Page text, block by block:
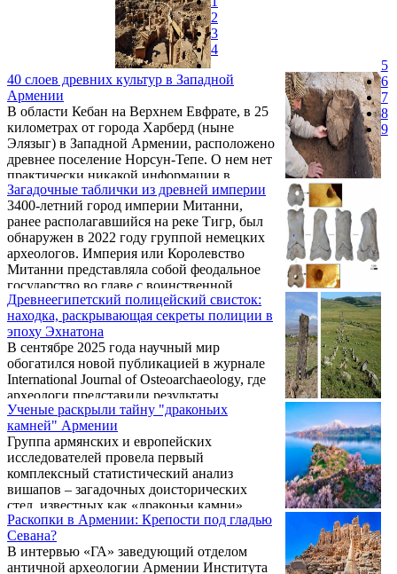
известных эламских барельефов, его
ширина составляет всего около 26
сантиметров, что сравнимо с размером
человеческой ладони.
40 cлоев древних культур в Западной
Армении
В области Кебан на Верхнем Евфрате, в 25
километрах от города Харберд (ныне
Элязыг) в Западной Армении, расположено
древнее поселение Норсун-Тепе. О нем нет
практически никакой информации в
интернете, лишь то, что холм, на котором
возведен Норсун-Тепе, был затоплен при
постройке водохранилища.
Загадочные таблички из древней империи
3400-летний город империи Митанни,
ранее располагавшийся на реке Тигр, был
обнаружен в 2022 году группой немецких
археологов. Империя или Королевство
Митанни представляла собой феодальное
государство во главе с воинственной
знатью «армяно-арийского»
происхождения, вошедшей в область Арама
Нахрайна (Наири). Тогда же специалисты
нашли пять керамических сосудов, в
которых хранилась коллекция из более, чем
100 клинописных табличек. А в этом году
были найдены еще 10 сосудов c
таинственными записями. Об ...
Древнеегипетский полицейский свисток:
находка, раскрывающая секреты полиции в
эпоху Эхнатона
В сентябре 2025 года научный мир
обогатился новой публикацией в журнале
International Journal of Osteoarchaeology, где
археологи представили результаты
исследования уникального артефакта —
свистка, вырезанного из кости копытца
коровы. Эта находка, датируемая примерно
3300 годами назад, была обнаружена в
руинах древнего города Ахетатен
(современный Телль эль-Амарна) и, по
мнению ученых, использовалась
древнеегипетским "полицейским" для
охраны королевских гробниц. Артефакт не
только является первым ...
Ученые раскрыли тайну "драконьих
камней" Армении
Группа армянских и европейских
исследователей провела первый
комплексный статистический анализ
вишапов – загадочных доисторических
стел, известных как «драконьи камни»,
возвышающихся в высокогорьях Армении.
Результаты, опубликованные в журнале Npj
Heritage Science, показывают, что их
создание было преднамеренным и
Раскопки в Армении: Крепости под гладью
Севана?
В интервью «ГА» заведующий отделом
античной археологии Армении Института
2
3
4
5
6
7
8
9